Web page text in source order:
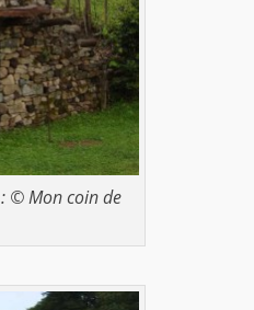
: © Mon coin de